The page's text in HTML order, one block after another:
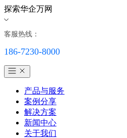
探索华企万网
客服热线：
186-7230-8000
产品与服务
案例分享
解决方案
新闻中心
关于我们